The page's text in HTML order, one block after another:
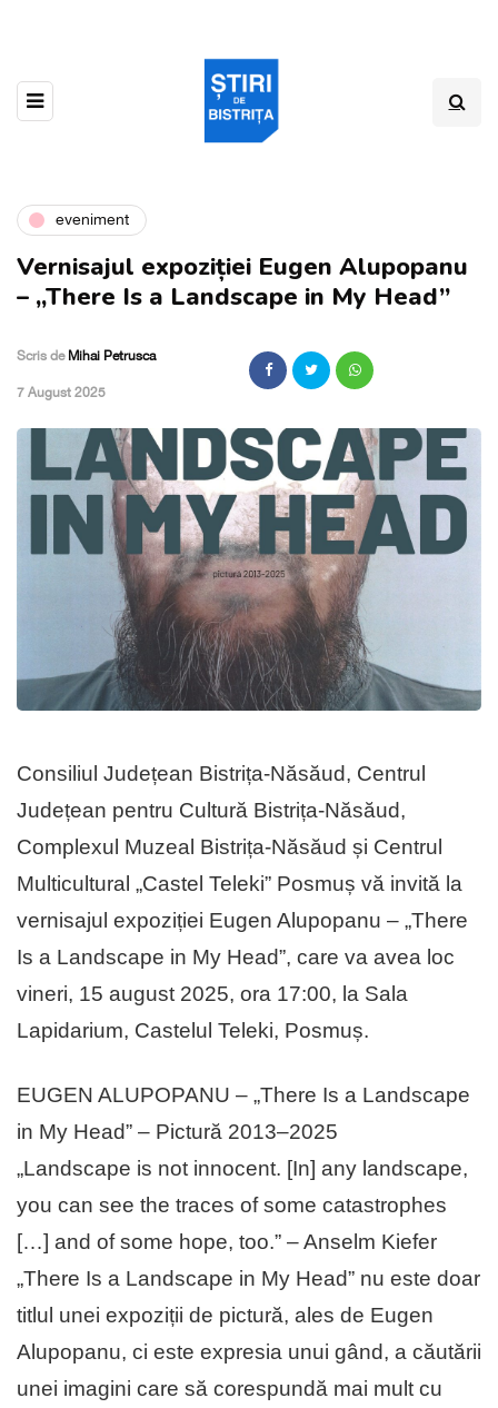
eveniment
Vernisajul expoziției Eugen Alupopanu
– „There Is a Landscape in My Head”
Scris de Mihai Petrusca
,7 August 2025
Consiliul Județean Bistrița-Năsăud, Centrul
Județean pentru Cultură Bistrița-Năsăud,
Complexul Muzeal Bistrița-Năsăud și Centrul
Multicultural „Castel Teleki” Posmuș vă invită la
vernisajul expoziției Eugen Alupopanu – „There
Is a Landscape in My Head”, care va avea loc
vineri, 15 august 2025, ora 17:00, la Sala
Lapidarium, Castelul Teleki, Posmuș.
EUGEN ALUPOPANU – „There Is a Landscape
in My Head” – Pictură 2013–2025
„Landscape is not innocent. [In] any landscape,
you can see the traces of some catastrophes
[…] and of some hope, too.” – Anselm Kiefer
„There Is a Landscape in My Head” nu este doar
titlul unei expoziții de pictură, ales de Eugen
Alupopanu, ci este expresia unui gând, a căutării
unei imagini care să corespundă mai mult cu